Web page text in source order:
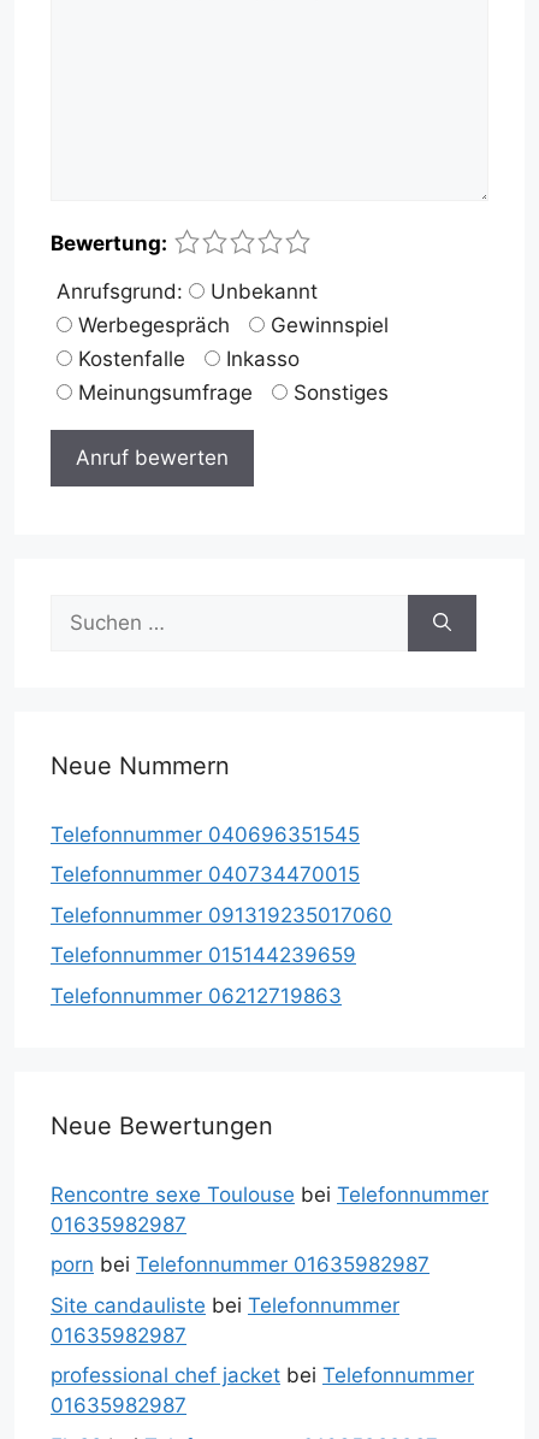
Name
E-
Adresse
Website
Bewertung: 5
4
3
2
1
Anrufsgrund:
Unbekannt
Werbegespräch
Gewinnspiel
Kostenfalle
Inkasso
Meinungsumfrage
Sonstiges
nach:
Neue Nummern
Telefonnummer 040696351545
Telefonnummer 040734470015
Telefonnummer 091319235017060
Telefonnummer 015144239659
Telefonnummer 06212719863
Neue Bewertungen
Rencontre sexe Toulouse bei Telefonnummer
01635982987
porn bei Telefonnummer 01635982987
Site candauliste bei Telefonnummer
01635982987
professional chef jacket bei Telefonnummer
01635982987